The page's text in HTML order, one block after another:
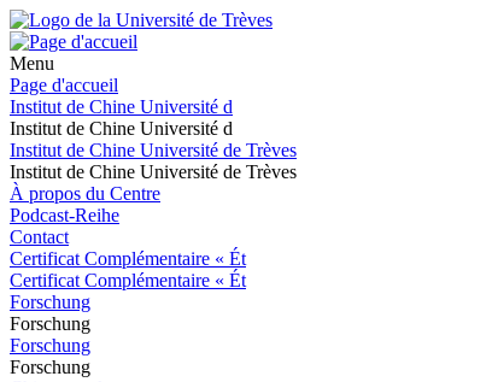
Menu
Page d'accueil
Institut de Chine Université d
Institut de Chine Université d
Institut de Chine Université de Trèves
Institut de Chine Université de Trèves
À propos du Centre
Podcast-Reihe
Contact
Certificat Complémentaire « Ét
Certificat Complémentaire « Ét
Forschung
Forschung
Forschung
Forschung